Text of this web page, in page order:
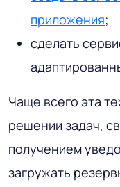
приложения;
сделать
Чаще всего эта
решении задач,
получением
загружать